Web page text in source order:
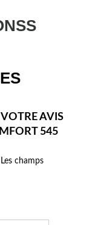
VOTRE AVIS
545
Les champs